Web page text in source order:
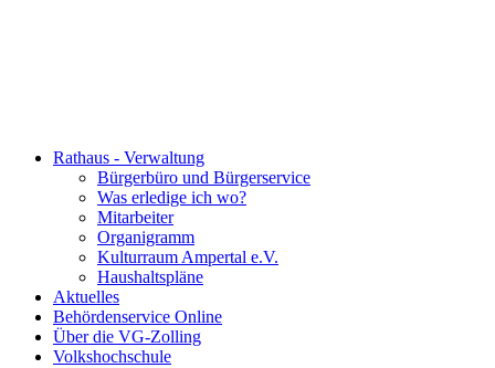
Rathaus - Verwaltung
Bürgerbüro und Bürgerservice
Was erledige ich wo?
Mitarbeiter
Organigramm
Kulturraum Ampertal e.V.
Haushaltspläne
Aktuelles
Behördenservice Online
Über die VG-Zolling
Volkshochschule